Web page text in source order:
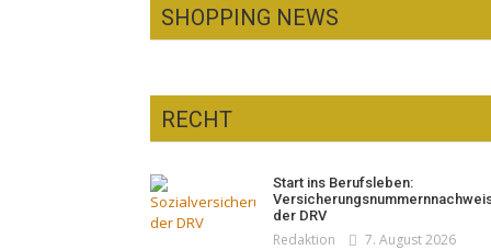
SHOPPING NEWS
Optiker – fit für die
Redaktion 23. Juli 2026
Sale und neuer Kollektion
Redaktion 19. Juli 2026
Woher kommt der Honig? – Neue
EU-Regeln gelten 14. Juni
RECHT
Start ins Berufsleben:
der DRV
Redaktion 7. August 2026